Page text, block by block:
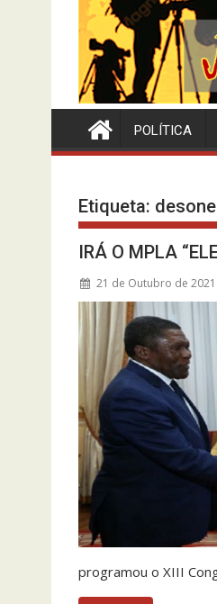
POLÍTICA
Etiqueta:
IRÁ O MPLA
21 de Outubro de 2021
programou o XIII